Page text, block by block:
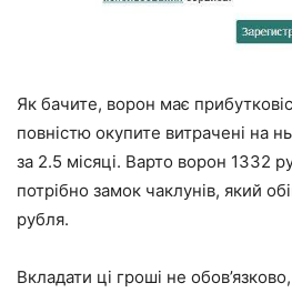
Як бачите, ворон має
повністю окупите витрачені на
за 2.5 місяці. Варто ворон 1332
потрібно замок чаклунів, який
рубля.
Вкладати ці гроші не